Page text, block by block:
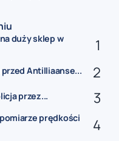
duży sklep w
Antilliaanse...
przez...
prędkości